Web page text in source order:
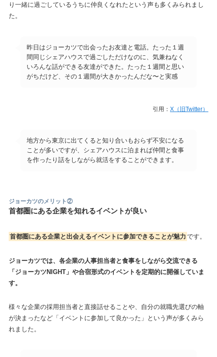
り一緒に過ごしているうちに仲良くなれたという声も多くみられまし
た。
昨日はジョーカツで出会ったお友達と電話。たった１週
間同じシェアハウスで過ごしただけなのに、気兼ねなく
いろんな話ができる友達ができた。たった１週間と思い
がちだけど、その１週間が大きかったんだな〜と実感
引用：X（旧Twitter）
地方から東京に出てくると知り合いもおらず不安になる
ことが多いですが、シェアハウスに泊まれば仲間と食事
を作ったり話をしながら就活をすることができます。
ジョーカツのメリット②
首都圏にある企業を知れるイベントが良い
首都圏にある企業と出会えるイベントに参加できることが魅力 です。
ジョーカツでは、各企業の人事担当者と食事をしながら交流できる
「ジョーカツNIGHT」や合宿形式のイベントを定期的に開催していま
す。
様々な企業の採用担当者と直接話せることや、自分の就職先選びの軸
が決まったなど「イベントに参加して良かった」という声が多くみら
れました。